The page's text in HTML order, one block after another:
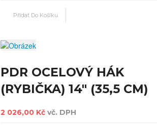
PDR OCELOVÝ HÁK
(RYBIČKA) 14" (35,5 CM)
2 026,00 Kč vč. DPH